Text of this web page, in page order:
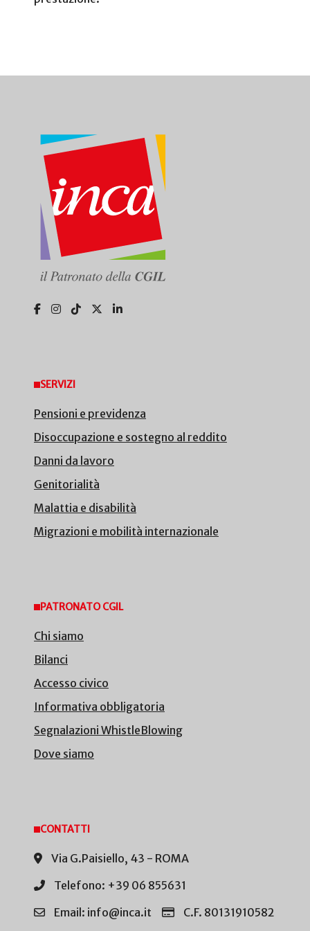
SERVIZI
Pensioni e previdenza
Disoccupazione e sostegno al reddito
Danni da lavoro
Genitorialità
Malattia e disabilità
Migrazioni e mobilità internazionale
PATRONATO CGIL
Chi siamo
Bilanci
Accesso civico
Informativa obbligatoria
Segnalazioni WhistleBlowing
Dove siamo
CONTATTI
Via G.Paisiello, 43 - ROMA
Telefono: +39 06 855631
Email: info@inca.it
C.F. 80131910582